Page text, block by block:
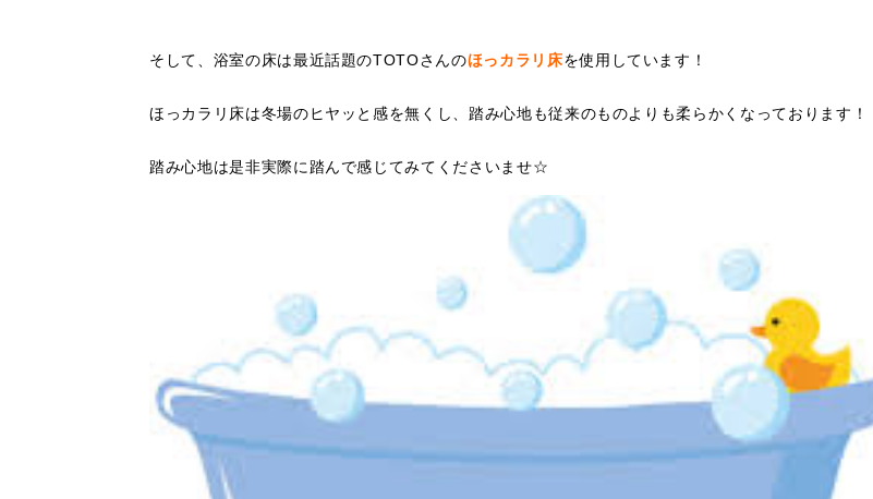
そして、浴室の床は最近話題のTOTOさんのほっカラリ床を使用しています！
ほっカラリ床は冬場のヒヤッと感を無くし、踏み心地も従来のものよりも柔らかくなっております！
踏み心地は是非実際に踏んで感じてみてくださいませ☆